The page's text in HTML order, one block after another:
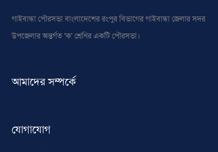
গাইবান্ধা পৌরসভা বাংলাদেশের রংপুর বিভাগের গাইবান্ধা জেলার সদর
উপজেলার অন্তর্গত 'ক' শ্রেণির একটি পৌরসভা।
আমাদের সম্পর্কে
যোগাযোগ